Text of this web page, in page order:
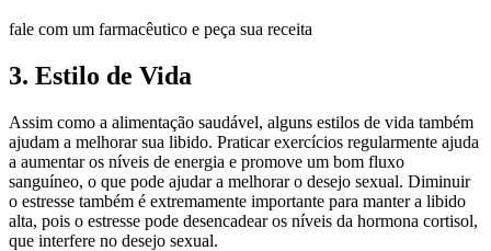
fale com um farmacêutico e peça sua receita
3. Estilo de Vida
Assim como a alimentação saudável, alguns estilos de vida também
ajudam a melhorar sua libido. Praticar exercícios regularmente ajuda
a aumentar os níveis de energia e promove um bom fluxo
sanguíneo, o que pode ajudar a melhorar o desejo sexual. Diminuir
o estresse também é extremamente importante para manter a libido
alta, pois o estresse pode desencadear os níveis da hormona cortisol,
que interfere no desejo sexual.